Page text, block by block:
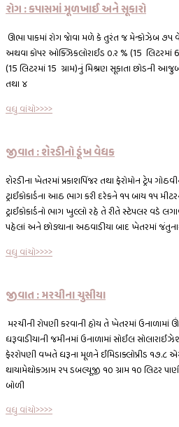
રોગ : કપાસમાં મૂળખાઈ અને સૂકારો
ઊભા પાકમાં રોગ જાેવા મળે કે તુરંત જ મેન્કોઝેબ ૭૫
અથવા કો૫ર ઓક્ઝિકલોરાઈડ ૦.ર % (15 લિટરમાં
(15 લિટરમાં 15 ગ્રામ)નું મિશ્રણ સૂકાતા છોડની
તથા ૪
વધુ વાંચો>>>>
જીવાત : શેરડીનો ડૂંખ વેધક
શેરડીના ખેતરમાં પ્રકાશપિંજર તથા ફેરોમોન ટ્રેપ
ટ્રાઈકોકાર્ડના આઠ ભાગ કરી દરેકને ૧૫ બાય ૧૫
ટ્રાઈકોકાર્ડનો ભાગ ખુલ્લો રહે તે રીતે સ્ટેપલર વડે
પહેલાં અને છોડ્યાના અઠવાડીયા બાદ ખેતરમાં
વધુ વાંચો>>>>
જીવાત : મરચીના ચુસીયા
મરચીની રોપણી કરવાની હોય તે ખેતરમાં
ધરૂવાડીયાની જમીનમાં ઉનાળામાં સોઈલ
ફેરરોપણી વખતે ધરૂના મૂળને ઈમિડાક્લોપ્રીડ
થાયામેથોક્ઝામ ૨૫ ડબલ્યૂજી ૧૦ ગ્રામ ૧૦ લિટર
બોળી
વધુ વાંચો>>>>